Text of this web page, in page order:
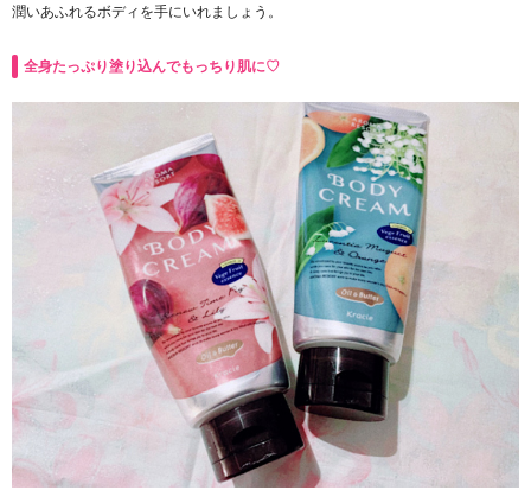
潤いあふれるボディを手にいれましょう。
全身たっぷり塗り込んでもっちり肌に♡